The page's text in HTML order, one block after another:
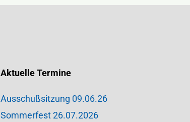
Aktuelle Termine
Ausschußsitzung 09.06.26
Sommerfest 26.07.2026